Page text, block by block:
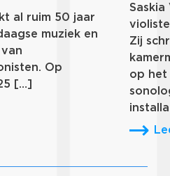
al ruim 50 jaar
muziek en
Op
[…]
Saskia
Zij
op het